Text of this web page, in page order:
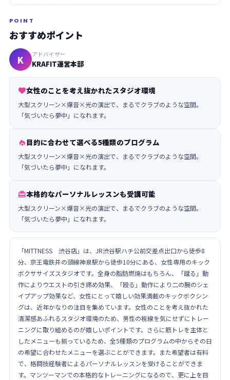
POINT
おすすめポイント
K アドバイザー
KRAFIT運営本部
女性のことを考え抜かれたスタジオ環境
大型スクリーン×爆音×光の演出で、まるでクラブのような空間。
「気づいたら夢中」になれます。
目的に合わせて選べる5種類のプログラム
大型スクリーン×爆音×光の演出で、まるでクラブのような空間。
「気づいたら夢中」になれます。
本格的なパーソナルレッスンも受講可能
大型スクリーン×爆音×光の演出で、まるでクラブのような空間。
「気づいたら夢中」になれます。
「MITTNESS 渋谷店」は、JR渋谷駅ハチ公前交差点出口から徒歩8
分、京王電鉄井の頭線神泉駅から徒歩10分にある、女性専用のキック
ボクササイズスタジオです。全身の脂肪燃焼はもちろん、「蹴る」動
作によりウエストの引き締め効果、「殴る」動作により二の腕のシェ
イプアップ効果など、女性にとって嬉しい効果満載のキックボクシン
グは、近年かなりの注目を集めています。女性のことを考え抜かれた
清潔感あふれるスタジオ環境のため、男性の視線を気にせずにトレー
ニングに取り組めるのが嬉しいポイントです。さらに筋トレを主体と
したメニューも揃っているため、全5種類のプログラムの中からその日
の希望に合わせたメニューを選ぶことができます。また希望者は有料
で、格闘技経験者によるパーソナルレッスンを受けることができま
す。マンツーマンでの本格的なトレーニングになるので、更に上を目